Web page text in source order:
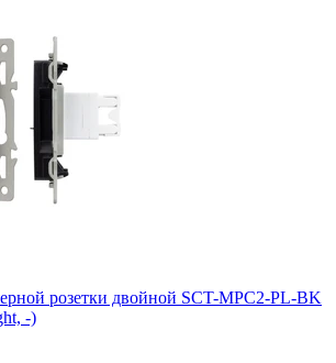
розетки двойной SCT-MPC2-PL-BK
-)